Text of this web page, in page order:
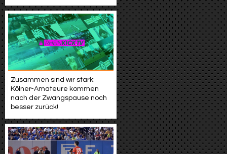
Zusammen sind wir stark:
Kölner-Amateure kommen
nach der Zwangspause noch
besser zurück!